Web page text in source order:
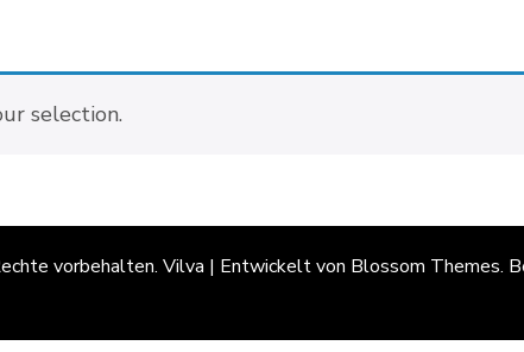
selection.
vorbehalten. Vilva | Entwickelt von Blossom Themes.